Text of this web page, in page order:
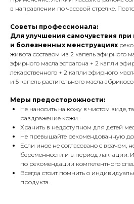
в направлении по часовой стрелке.
Советы профессионала:
Для улучшения самочувствия при
и болезненных менструациях
живота составом из 2 капель эфирного
эфирного масла эстрагона + 2 капли
лекарственного + 2 капли эфирного
и 5 капель растительного масла
Меры предосторожности:
Не наносить на кожу в чистом виде,
раздражение кожи.
Хранить в недоступном для детей
Не превышайте рекомендованную
Если иное не согласовано с врачом,
беременности и в период лактации.
по рекомендации компетентного
Всегда стоит помнить о
продукта.